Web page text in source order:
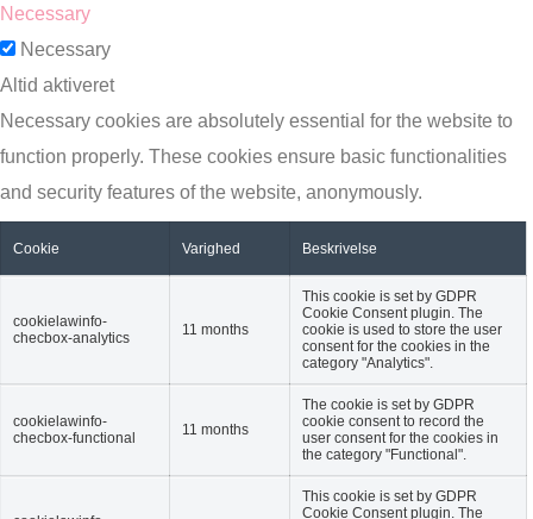
Necessary
Necessary
Altid aktiveret
Necessary cookies are absolutely essential for the website to
function properly. These cookies ensure basic functionalities
and security features of the website, anonymously.
Cookie Varighed Beskrivelse
cookielawinfo-
checbox-analytics
11 months
This cookie is set by GDPR
Cookie Consent plugin. The
cookie is used to store the user
consent for the cookies in the
category "Analytics".
cookielawinfo-
checbox-functional
11 months
The cookie is set by GDPR
cookie consent to record the
user consent for the cookies in
the category "Functional".
This cookie is set by GDPR
Cookie Consent plugin. The